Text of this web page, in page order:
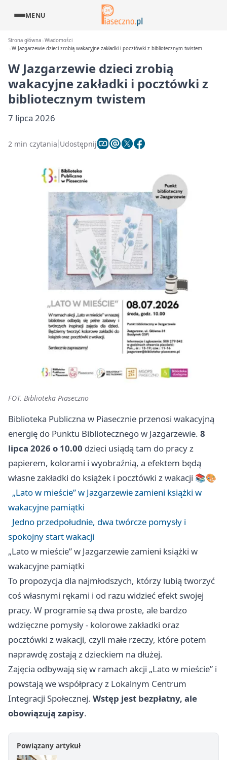
MENU
Strona główna Wiadomości
W Jazgarzewie dzieci zrobią wakacyjne zakładki i pocztówki z bibliotecznym twistem
W Jazgarzewie dzieci zrobią
wakacyjne zakładki i pocztówki z
bibliotecznym twistem
7 lipca 2026
2 min czytania Udostępnij
FOT. Biblioteka Piaseczno
Biblioteka Publiczna w Piasecznie przenosi wakacyjną
energię do Punktu Bibliotecznego w Jazgarzewie. 8
lipca 2026 o 10.00 dzieci usiądą tam do pracy z
papierem, kolorami i wyobraźnią, a efektem będą
własne zakładki do książek i pocztówki z wakacji 📚🎨
„Lato w mieście” w Jazgarzewie zamieni książki w
wakacyjne pamiątki
Jedno przedpołudnie, dwa twórcze pomysły i
spokojny start wakacji
„Lato w mieście” w Jazgarzewie zamieni książki w
wakacyjne pamiątki
To propozycja dla najmłodszych, którzy lubią tworzyć
coś własnymi rękami i od razu widzieć efekt swojej
pracy. W programie są dwa proste, ale bardzo
wdzięczne pomysły - kolorowe zakładki oraz
pocztówki z wakacji, czyli małe rzeczy, które potem
naprawdę zostają z dzieckiem na dłużej.
Zajęcia odbywają się w ramach akcji „Lato w mieście” i
powstają we współpracy z Lokalnym Centrum
Integracji Społecznej. Wstęp jest bezpłatny, ale
obowiązują zapisy.
Powiązany artykuł